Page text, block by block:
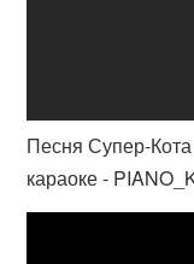
Песня Супер-
караоке -